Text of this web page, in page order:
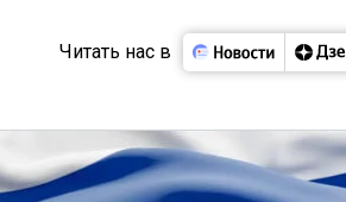
Читать нас в